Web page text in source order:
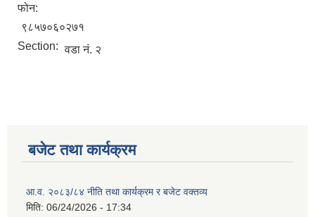
फोन:
९८५७०६०२७१
Section: वडा नं. २
बजेट तथा कार्यक्रम
आ.व. २०८३/८४ नीति तथा कार्यक्रम र बजेट वक्तव्य
मिति: 06/24/2026 - 17:34